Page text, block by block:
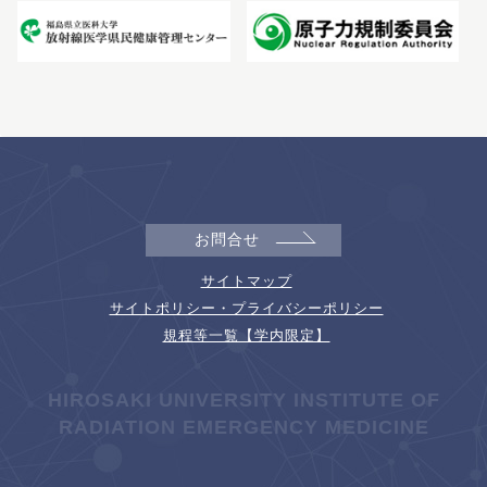
お問合せ
サイトマップ
サイトポリシー・プライバシーポリシー
規程等一覧【学内限定】
HIROSAKI UNIVERSITY INSTITUTE OF
RADIATION EMERGENCY MEDICINE